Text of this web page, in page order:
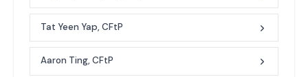
Tat Yeen Yap, CFtP
Aaron Ting, CFtP